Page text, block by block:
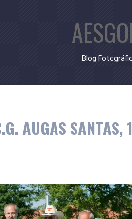
Blog
AUGAS SANTAS,